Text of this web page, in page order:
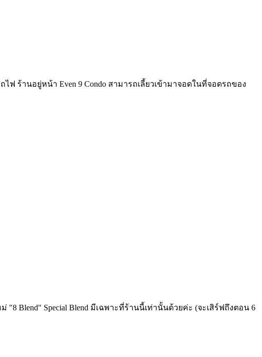
ร้านอยู่หน้า Even 9 Condo สามารถเลี้ยวเข้ามาจอดในที่จอดรถของ
Blend" Special Blend มีเฉพาะที่ร้านนี้เท่านั้นด้วยค่ะ (จะเสิร์ฟถึงตอน 6